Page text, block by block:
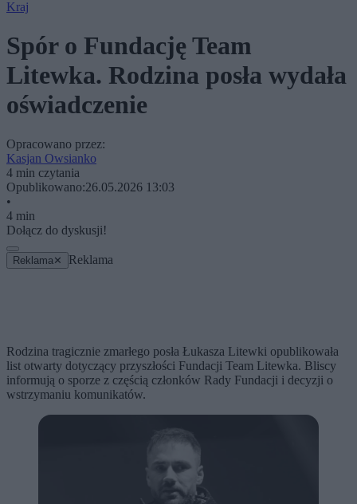
Kraj
Spór o Fundację Team
Litewka. Rodzina posła wydała
oświadczenie
Opracowano przez:
Kasjan Owsianko
4 min czytania
Opublikowano:26.05.2026 13:03
•
4 min
Dołącz do dyskusji!
Reklama ✕ Reklama
Rodzina tragicznie zmarłego posła Łukasza Litewki opublikowała
list otwarty dotyczący przyszłości Fundacji Team Litewka. Bliscy
informują o sporze z częścią członków Rady Fundacji i decyzji o
wstrzymaniu komunikatów.